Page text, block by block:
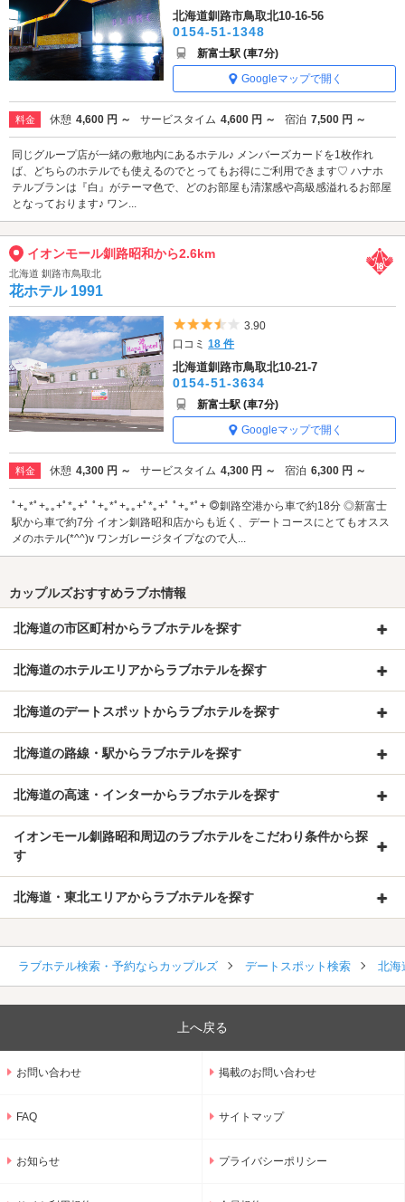
北海道釧路市鳥取北10-16-56
0154-51-1348
新富士駅 (車7分)
Googleマップで開く
料金 休憩 4,600 円 ～ サービスタイム 4,600 円 ～ 宿泊 7,500 円 ～
同じグループ店が一緒の敷地内にあるホテル♪ メンバーズカードを1枚作れ
ば、どちらのホテルでも使えるのでとってもお得にご利用できます♡ ハナホ
テルブランは『白』がテーマ色で、どのお部屋も清潔感や高級感溢れるお部屋
となっております♪ ワン...
イオンモール釧路昭和から2.6km
北海道 釧路市鳥取北
花ホテル 1991
5つ星のうち3.5
3.90
口コミ18 件
北海道釧路市鳥取北10-21-7
0154-51-3634
新富士駅 (車7分)
Googleマップで開く
料金 休憩 4,300 円 ～ サービスタイム 4,300 円 ～ 宿泊 6,300 円 ～
ﾟ+｡*ﾟ+｡｡+ﾟ*｡+ﾟ ﾟ+｡*ﾟ+｡｡+ﾟ*｡+ﾟ ﾟ+｡*ﾟ+ ◎釧路空港から車で約18分 ◎新富士
駅から車で約7分 イオン釧路昭和店からも近く、デートコースにとてもオスス
メのホテル(*^^)v ワンガレージタイプなので人...
カップルズおすすめラブホ情報
北海道の市区町村からラブホテルを探す
北海道のホテルエリアからラブホテルを探す
北海道のデートスポットからラブホテルを探す
北海道の路線・駅からラブホテルを探す
北海道の高速・インターからラブホテルを探す
イオンモール釧路昭和周辺のラブホテルをこだわり条件から探
す
北海道・東北エリアからラブホテルを探す
ラブホテル検索・予約ならカップルズ デートスポット検索 北海
上へ戻る
お問い合わせ 掲載のお問い合わせ
FAQ サイトマップ
お知らせ プライバシーポリシー